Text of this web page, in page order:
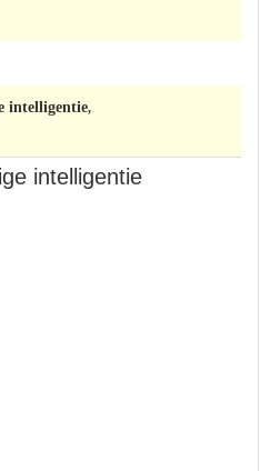
intelligentie,
intelligentie